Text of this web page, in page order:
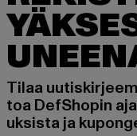
Tilaa
toa DefShopin
uksista ja